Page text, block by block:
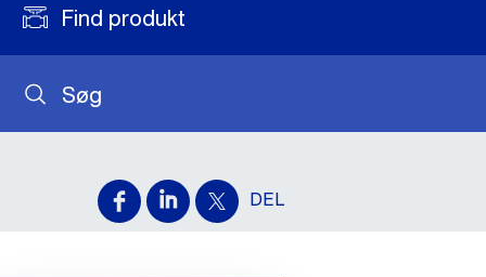
Søg
Find produkt
DEL